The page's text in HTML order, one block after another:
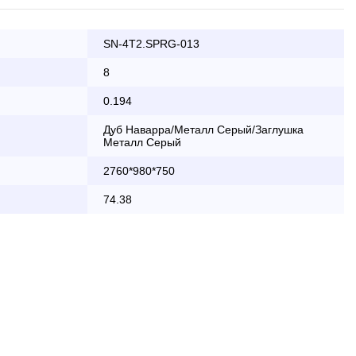
SN-4T2.SPRG-013
8
0.194
Дуб Наварра/Металл Серый/Заглушка
Металл Серый
2760*980*750
74.38
осуществляется в будние дни
с 8:30 до 18:00
заказа банковской картой